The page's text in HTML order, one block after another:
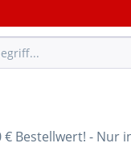
€ Bestellwert! -